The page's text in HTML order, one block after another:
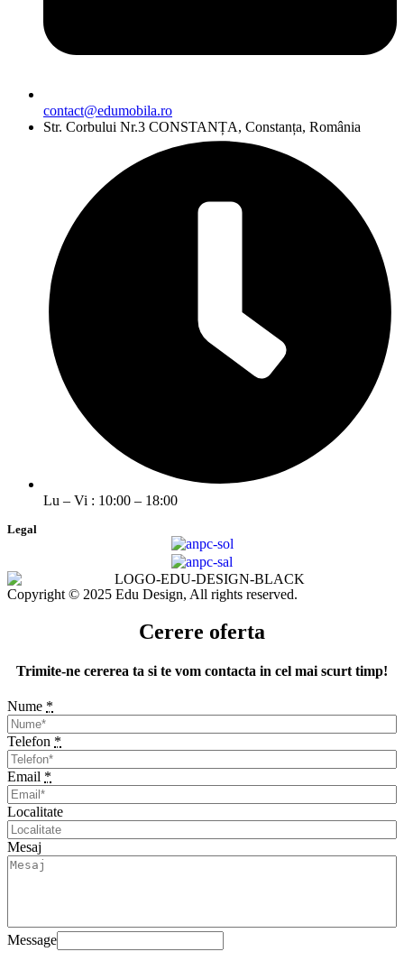
contact@edumobila.ro
Str. Corbului Nr.3 CONSTANȚA, Constanța, România
Lu – Vi : 10:00 – 18:00
Legal
Copyright © 2025 Edu Design, All rights reserved.
Cerere oferta
Trimite-ne cererea ta si te vom contacta in cel mai scurt timp!
Nume *
Telefon *
Email *
Localitate
Mesaj
Message